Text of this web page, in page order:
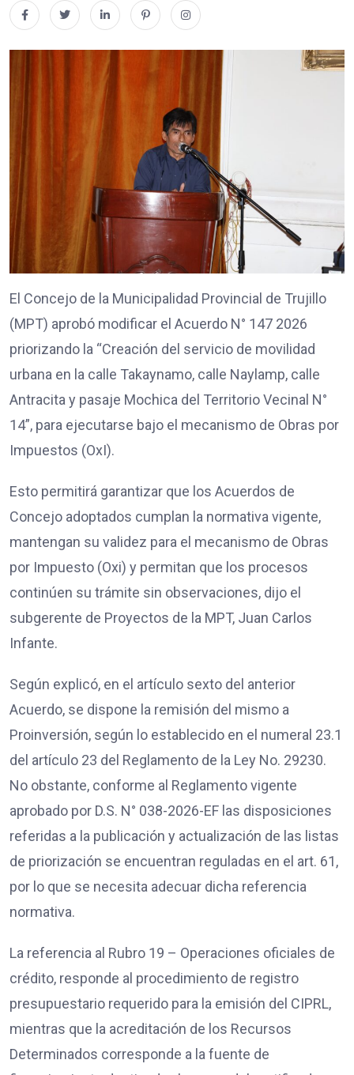
El Concejo de la Municipalidad Provincial de Trujillo
(MPT) aprobó modificar el Acuerdo N° 147 2026
priorizando la “Creación del servicio de movilidad
urbana en la calle Takaynamo, calle Naylamp, calle
Antracita y pasaje Mochica del Territorio Vecinal N°
14”, para ejecutarse bajo el mecanismo de Obras por
Impuestos (OxI).
Esto permitirá garantizar que los Acuerdos de
Concejo adoptados cumplan la normativa vigente,
mantengan su validez para el mecanismo de Obras
por Impuesto (Oxi) y permitan que los procesos
continúen su trámite sin observaciones, dijo el
subgerente de Proyectos de la MPT, Juan Carlos
Infante.
Según explicó, en el artículo sexto del anterior
Acuerdo, se dispone la remisión del mismo a
Proinversión, según lo establecido en el numeral 23.1
del artículo 23 del Reglamento de la Ley No. 29230.
No obstante, conforme al Reglamento vigente
aprobado por D.S. N° 038-2026-EF las disposiciones
referidas a la publicación y actualización de las listas
de priorización se encuentran reguladas en el art. 61,
por lo que se necesita adecuar dicha referencia
normativa.
La referencia al Rubro 19 – Operaciones oficiales de
crédito, responde al procedimiento de registro
presupuestario requerido para la emisión del CIPRL,
mientras que la acreditación de los Recursos
Determinados corresponde a la fuente de